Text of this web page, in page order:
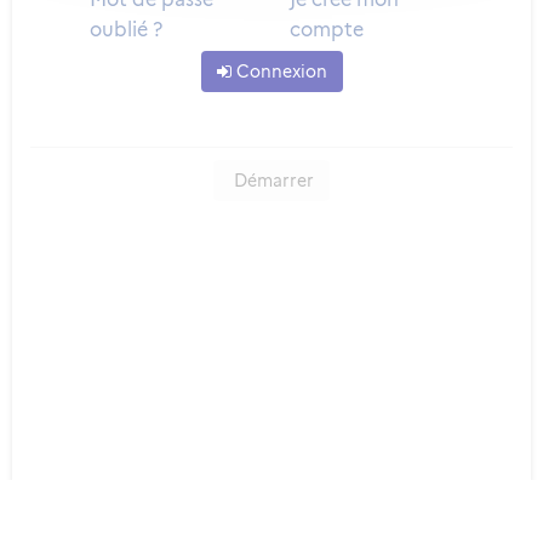
oublié ?
compte
Connexion
Démarrer